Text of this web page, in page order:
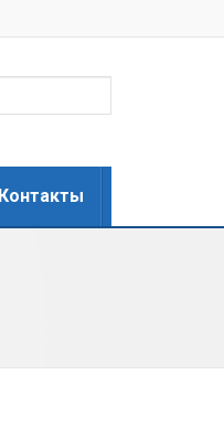
Контакты